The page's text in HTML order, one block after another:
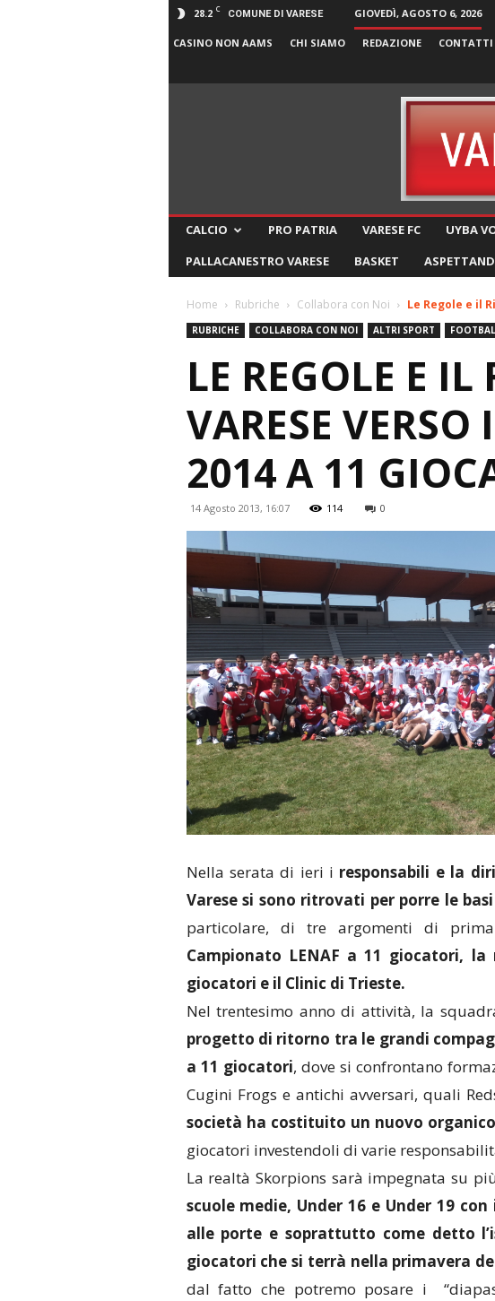
28.2 C COMUNE DI VARESE GIOVEDÌ, AGOSTO 6, 2026
CASINO NON AAMS CHI SIAMO REDAZIONE CONTATTI
CALCIO PRO PATRIA VARESE FC UYBA
PALLACANESTRO VARESE
BASKET
Home Rubriche Collabora con Noi Le Regole e il
RUBRICHE COLLABORA CON NOI ALTRI SPORT
LE REGOLE E
VARESE
2014 A 11
14 Agosto 2013, 16:07 114 0
Nella serata di ieri i responsabili e la
Varese si sono ritrovati per porre le
particolare, di tre argomenti di
Campionato LENAF a 11 giocatori,
giocatori e il Clinic di Trieste.
Nel trentesimo anno di attività, la
progetto di ritorno tra le grandi
a 11 giocatori, dove si confrontano
Cugini Frogs e antichi avversari, quali
società ha costituito un nuovo organico
giocatori investendoli di varie
La realtà Skorpions sarà impegnata su
scuole medie, Under 16 e Under 19
alle porte e soprattutto come detto
giocatori che si terrà nella primavera
dal fatto che potremo posare i